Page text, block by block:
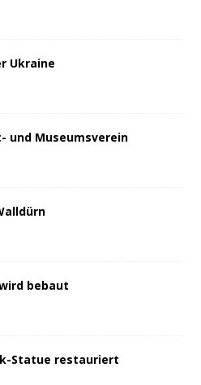
Ukraine
und Museumsverein
bebaut
Statue restauriert